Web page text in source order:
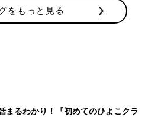
スタイルなので、あれば言いま
てます」（ゆづママ）
までいろいろな意見がありまし
をもっと見る
まるわかり！『初めてのひよこクラ